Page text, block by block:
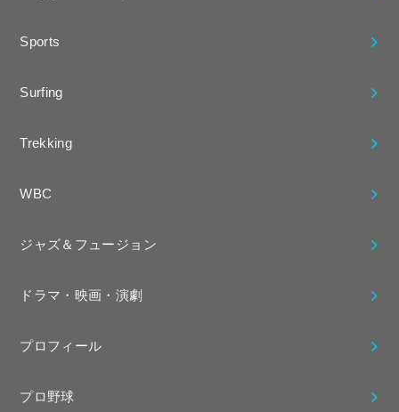
Sports
Surfing
Trekking
WBC
ジャズ＆フュージョン
ドラマ・映画・演劇
プロフィール
プロ野球